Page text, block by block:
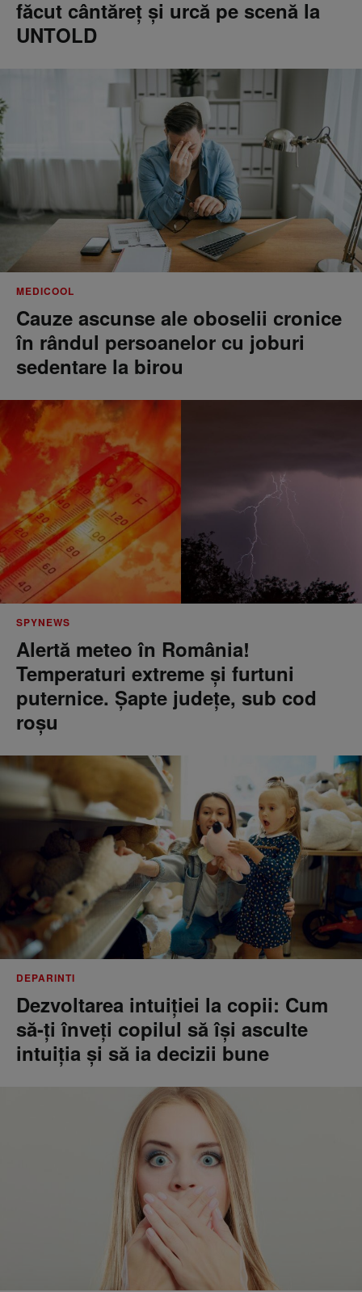
făcut cântăreţ şi urcă pe scenă la
UNTOLD
MEDICOOL
Cauze ascunse ale oboselii cronice
în rândul persoanelor cu joburi
sedentare la birou
SPYNEWS
Alertă meteo în România!
Temperaturi extreme și furtuni
puternice. Șapte județe, sub cod
roșu
DEPARINTI
Dezvoltarea intuiției la copii: Cum
să-ți înveți copilul să își asculte
intuiția și să ia decizii bune